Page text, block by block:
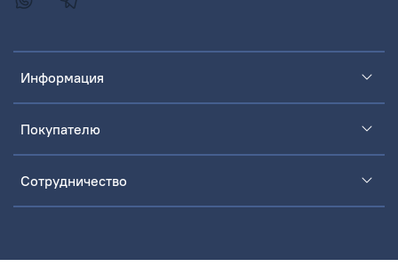
Информация
Покупателю
Сотрудничество